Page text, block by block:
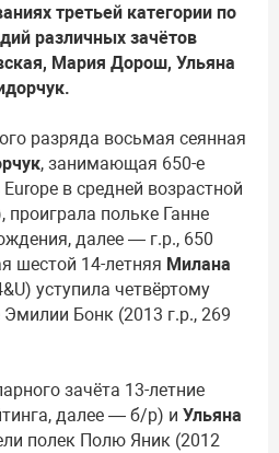
третьей категории по
различных зачётов
Мария Дорош, Ульяна
разряда восьмая сеянная
, занимающая 650-е
в средней возрастной
проиграла польке Ганне
далее — г.р., 650
шестой 14-летняя Милана
уступила четвёртому
Бонк (2013 г.р., 269
зачёта 13-летние
далее — б/р) и Ульяна
полек Полю Яник (2012